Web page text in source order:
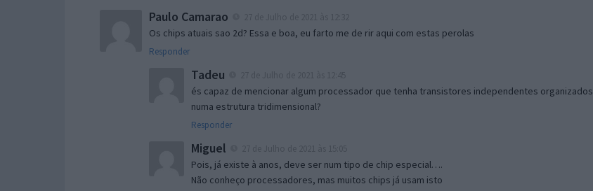
Paulo Camarao
Os chips atuais sao 2d? Essa e boa, eu farto me de rir aqui com estas perolas
Responder
Tadeu
és capaz de mencionar algum processador que tenha transistores independentes organizados
numa estrutura tridimensional?
Responder
Miguel
Pois, já existe à anos, deve ser num tipo de chip especial….
Não conheço processadores, mas muitos chips já usam isto